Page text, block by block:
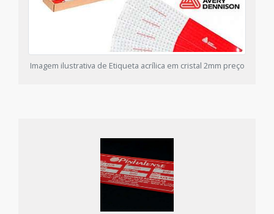
Imagem ilustrativa de Etiqueta acrílica em cristal 2mm preço